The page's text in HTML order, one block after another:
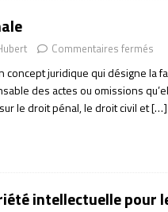
Commentaires fermés
juridique qui désigne la
des actes ou omissions
le droit pénal, le droit civil et[…]
intellectuelle pour